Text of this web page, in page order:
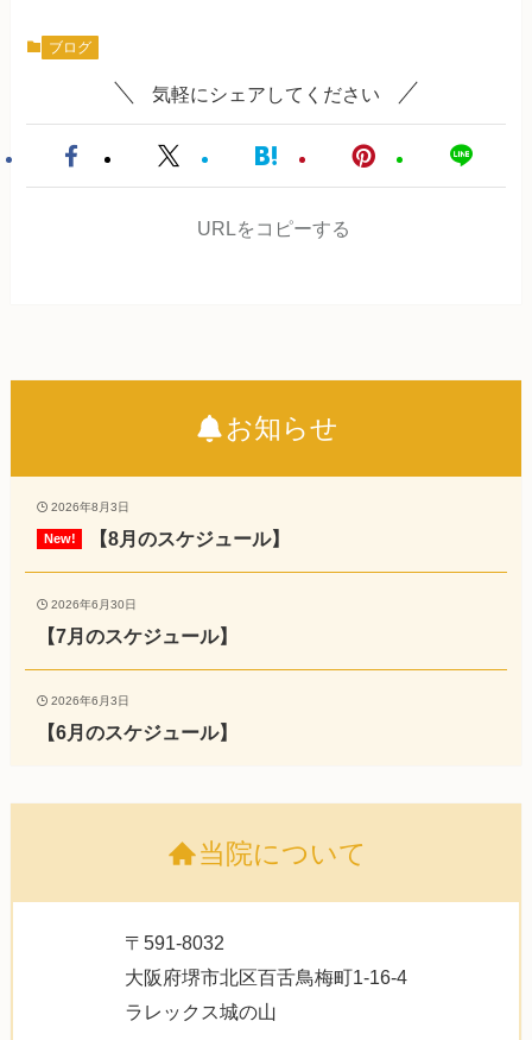
ブログ
気軽にシェアしてください
URLをコピーする
お知らせ
2026年8月3日
【8月のスケジュール】
2026年6月30日
【7月のスケジュール】
2026年6月3日
【6月のスケジュール】
当院について
〒591-8032
大阪府堺市北区百舌鳥梅町1-16-4
ラレックス城の山